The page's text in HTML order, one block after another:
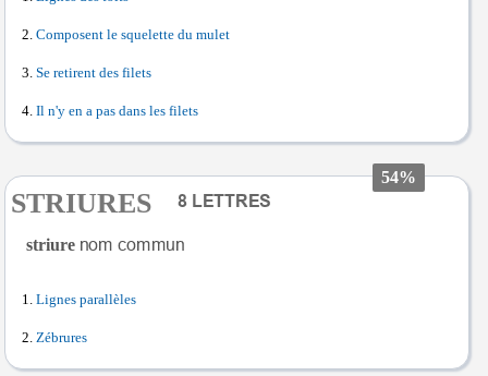
Composent le squelette du mulet
Se retirent des filets
Il n'y en a pas dans les filets
54%
STRIURES
striure
Lignes parallèles
Zébrures